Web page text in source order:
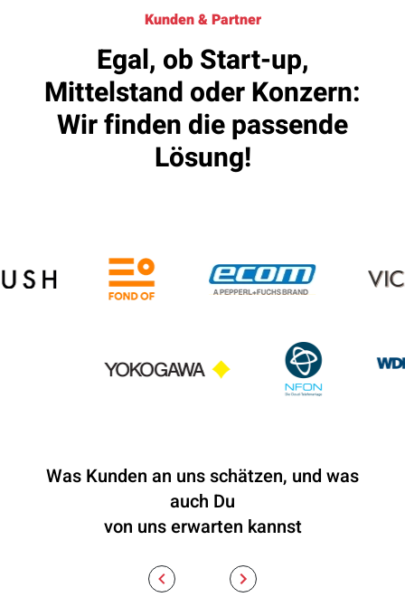
Kunden & Partner
Egal, ob Start-up,
Mittelstand oder Konzern:
Wir finden die passende
Lösung!
Was Kunden an uns schätzen, und was
auch Du
von uns erwarten kannst